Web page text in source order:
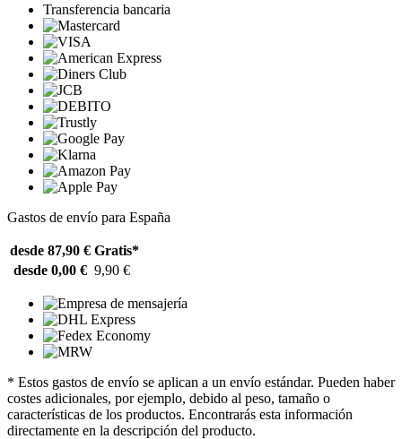
Transferencia bancaria
Gastos de envío para España
desde 87,90 € Gratis*
desde 0,00 € 9,90 €
* Estos gastos de envío se aplican a un envío estándar. Pueden haber
costes adicionales, por ejemplo, debido al peso, tamaño o
características de los productos. Encontrarás esta información
directamente en la descripción del producto.